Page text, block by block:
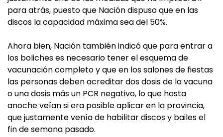
para atrás, puesto que Nación dispuso que en las
discos la capacidad máxima sea del 50%.
Ahora bien, Nación también indicó que para entrar a
los boliches es necesario tener el esquema de
vacunación completo y que en los salones de fiestas
las personas deben acreditar dos dosis de la vacuna
o una dosis más un PCR negativo, lo que hasta
anoche veían si era posible aplicar en la provincia,
que justamente venía de habilitar discos y bailes el
fin de semana pasado.